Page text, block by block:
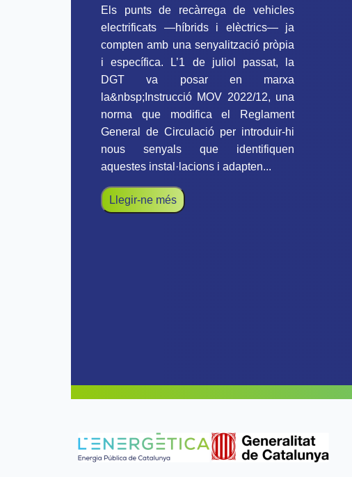
Els punts de recàrrega de vehicles
electrificats —híbrids i elèctrics— ja
compten amb una senyalització pròpia
i específica. L’1 de juliol passat, la
DGT va posar en marxa
la&nbsp;Instrucció MOV 2022/12, una
norma que modifica el Reglament
General de Circulació per introduir-hi
nous senyals que identifiquen
aquestes instal·lacions i adapten...
Llegir-ne més